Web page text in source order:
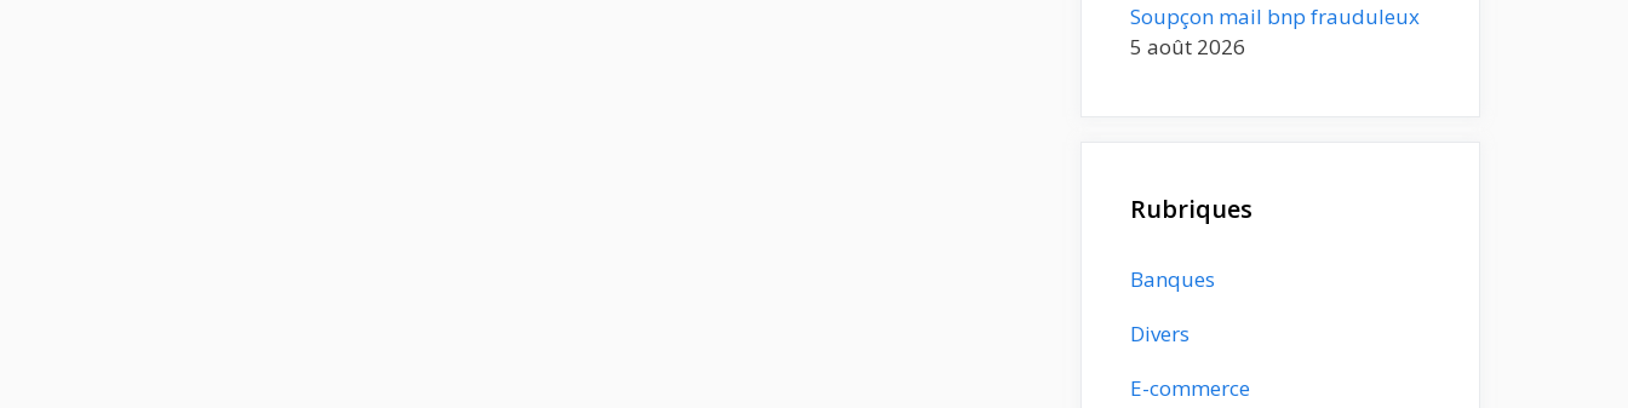
Soupçon mail bnp frauduleux
5 août 2026
Rubriques
Banques
Divers
E-commerce